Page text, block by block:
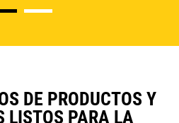
DE PRODUCTOS Y
LISTOS PARA LA